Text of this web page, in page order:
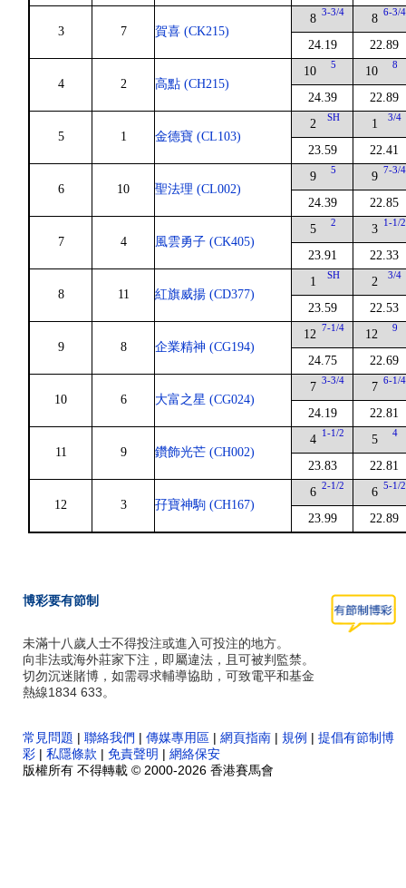
3 7 賀喜 (CK215)
8 3-3/4
24.19
8 6-3/4
22.89
4 2 高點 (CH215)
10 5
24.39
10 8
22.89
5 1 金德寶 (CL103)
2 SH
23.59
1 3/4
22.41
6 10 聖法理 (CL002)
9 5
24.39
9 7-3/4
22.85
7 4 風雲勇子 (CK405)
5 2
23.91
3 1-1/2
22.33
8 11 紅旗威揚 (CD377)
1 SH
23.59
2 3/4
22.53
9 8 企業精神 (CG194)
12 7-1/4
24.75
12 9
22.69
10 6 大富之星 (CG024)
7 3-3/4
24.19
7 6-1/4
22.81
11 9 鑽飾光芒 (CH002)
4 1-1/2
23.83
5 4
22.81
12 3 孖寶神駒 (CH167)
6 2-1/2
23.99
6 5-1/2
22.89
博彩要有節制
未滿十八歲人士不得投注或進入可投注的地方。
向非法或海外莊家下注，即屬違法，且可被判監禁。
切勿沉迷賭博，如需尋求輔導協助，可致電平和基金
熱線1834 633。
常見問題 | 聯絡我們 | 傳媒專用區 | 網頁指南 | 規例 | 提倡有節制博
彩 | 私隱條款 | 免責聲明 | 網絡保安
版權所有 不得轉載 © 2000-2026 香港賽馬會